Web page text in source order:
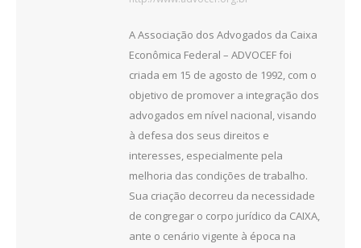
A Associação dos Advogados da Caixa
Econômica Federal – ADVOCEF foi
criada em 15 de agosto de 1992, com o
objetivo de promover a integração dos
advogados em nível nacional, visando
à defesa dos seus direitos e
interesses, especialmente pela
melhoria das condições de trabalho.
Sua criação decorreu da necessidade
de congregar o corpo jurídico da CAIXA,
ante o cenário vigente à época na